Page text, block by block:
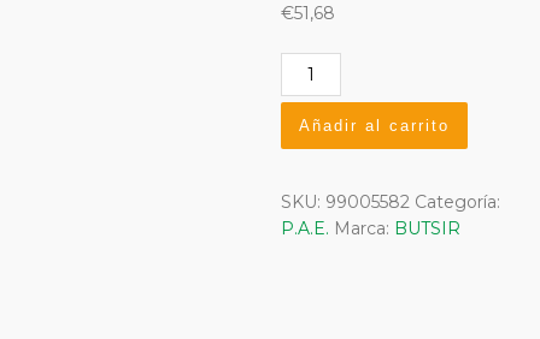
€51,68
Cocina
portátil
gas
cantidad
Añadir al carrito
SKU: 99005582 Categoría:
P.A.E. Marca: BUTSIR